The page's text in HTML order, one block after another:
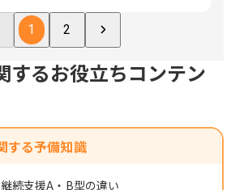
1 2
するお役立ちコンテン
する予備知識
続支援A・B型の違い